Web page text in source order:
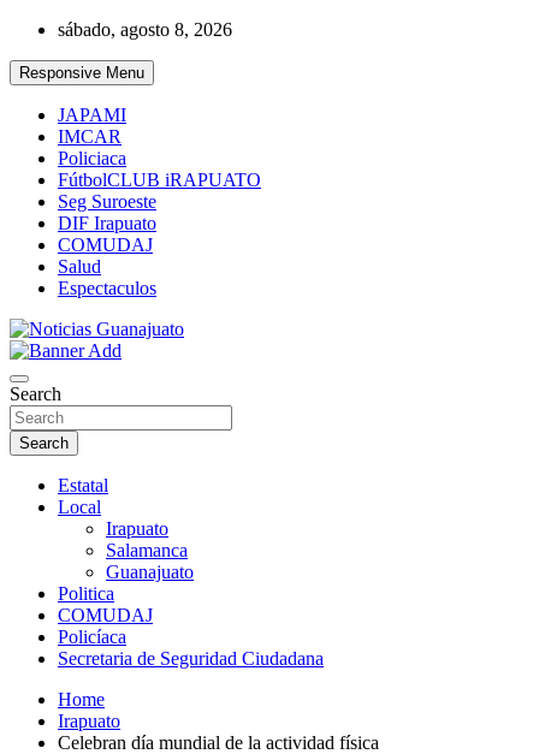
Skip
content
sábado, agosto 8, 2026
Responsive Menu
JAPAMI
IMCAR
Policiaca
FútbolCLUB iRAPUATO
Seg Suroeste
DIF Irapuato
COMUDAJ
Salud
Espectaculos
Noticias Guanajuato
Search
Search
Estatal
Local
Irapuato
Salamanca
Guanajuato
Politica
COMUDAJ
Policíaca
Secretaria de Seguridad Ciudadana
Home
Irapuato
Celebran día mundial de la actividad física